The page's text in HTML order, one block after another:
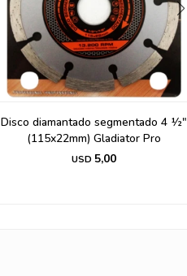
Disco diamantado segmentado 4 ½"
(115x22mm) Gladiator Pro
USD 5,00